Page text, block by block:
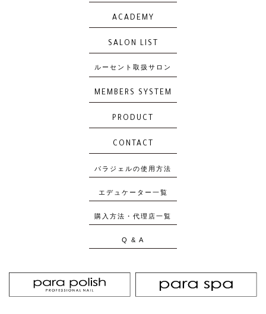
ACADEMY
SALON LIST
ルーセント取扱サロン
MEMBERS SYSTEM
PRODUCT
CONTACT
パラジェルの使用方法
エデュケーター一覧
購入方法・代理店一覧
Q & A